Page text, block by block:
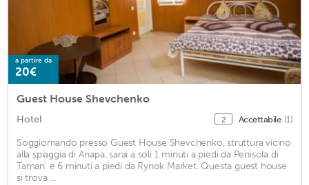
a partire da
20€
Guest House Shevchenko
Hotel 2 Accettabile (1)
Soggiornando presso Guest House Shevchenko, struttura vicino
alla spiaggia di Anapa, sarai a soli 1 minuti a piedi da Penisola di
Taman' e 6 minuti a piedi da Rynok Market. Questa guest house
si trova ...